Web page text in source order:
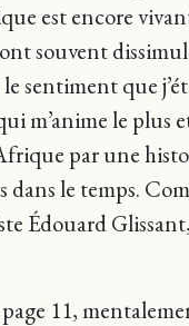
est encore
souvent
sentiment que
m’anime le
par une
le temps.
Édouard
11,